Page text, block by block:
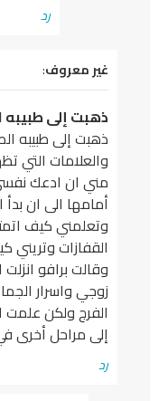
رد
يقول
غير معروف:
ذهبت إلى
ذهبت إلى طبيبه
والعلامات التي
مني ان ادعك
أمامها الى ان
وتعلمني كيف
القفازات
وقالت برافو
زوجي واسرار
الفرج ولكن علمت
إلى مراحل أخرى
رد